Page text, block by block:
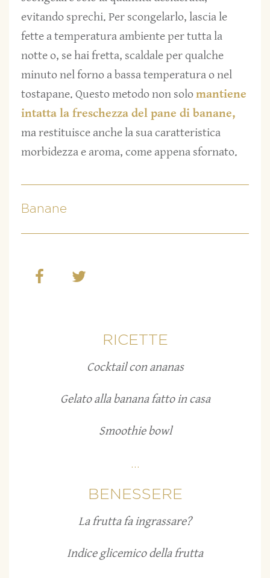
evitando sprechi. Per scongelarlo, lascia le
fette a temperatura ambiente per tutta la
notte o, se hai fretta, scaldale per qualche
minuto nel forno a bassa temperatura o nel
tostapane. Questo metodo non solomantiene
intatta la freschezza del pane di banane,
ma restituisce anche la sua caratteristica
morbidezza e aroma, come appena sfornato.
Banane
RICETTE
Cocktail con ananas
Gelato alla banana fatto in casa
Smoothie bowl
...
BENESSERE
La frutta fa ingrassare?
Indice glicemico della frutta